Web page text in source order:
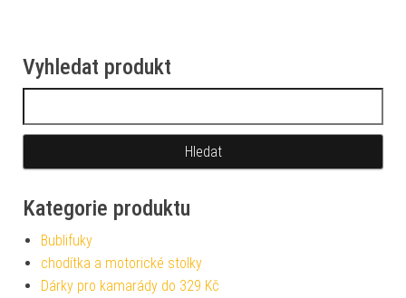
Vyhledat produkt
Kategorie produktu
Bublifuky
chodítka a motorické stolky
Dárky pro kamarády do 329 Kč